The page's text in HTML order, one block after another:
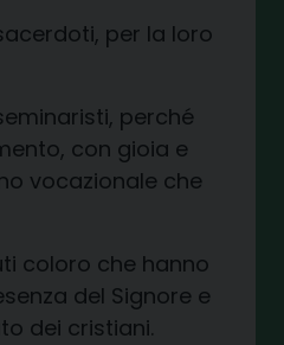
per la loro
perché
con gioia e
vocazionale che
coloro che hanno
del Signore e
dei cristiani.